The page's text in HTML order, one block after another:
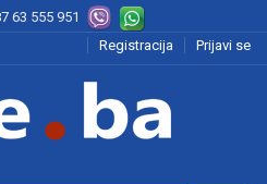
63 555 951
Registracija
Prijavi se